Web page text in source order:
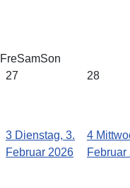
FreSamSon
27 28
3 Dienstag, 3.
Februar 2026
4
Februar